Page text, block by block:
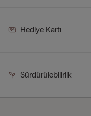
Hediye Kartı
Sürdürülebilirlik